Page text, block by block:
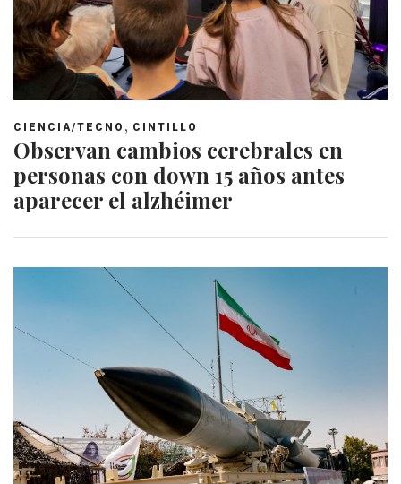
CIENCIA/TECNO , CINTILLO
Observan cambios cerebrales en
personas con down 15 años antes
aparecer el alzhéimer